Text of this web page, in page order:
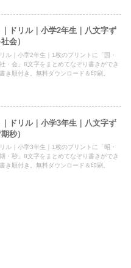
ドリル｜小学2年生｜八文字ず
会）
ル｜小学2年生｜1枚のプリントに「国・
・会」8文字をまとめてなぞり書きができ
き順付き。無料ダウンロード＆印刷。
ドリル｜小学3年生｜八文字ず
秒）
ル｜小学3年生｜1枚のプリントに「昭・
・秒」8文字をまとめてなぞり書きができ
き順付き。無料ダウンロード＆印刷。